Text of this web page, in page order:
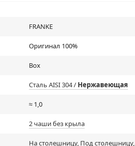
FRANKE
Оригинал 100%
Box
Cталь AISI 304 / Нержавеющая
≈ 1,0
2 чаши без крыла
На столешницу, Под столешницу,